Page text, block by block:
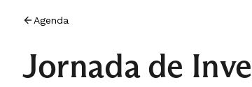
Agenda
Jornada de